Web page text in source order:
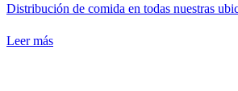
Distribución de comida en todas nuestras
Leer más